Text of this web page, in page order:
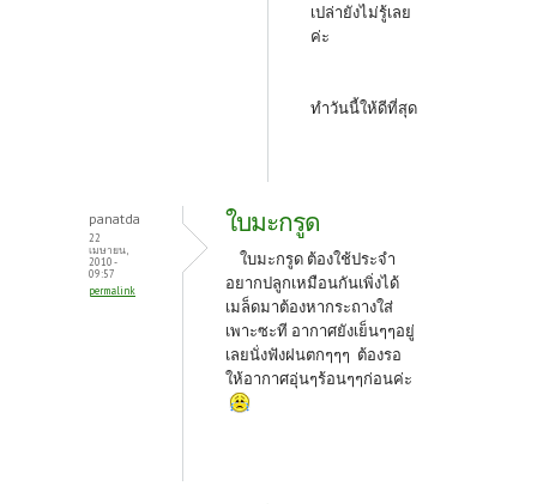
เปล่ายังไม่รู้เลย
ค่ะ
ทำวันนี้ให้ดีที่สุด
panatda
22
เมษายน,
2010 -
09:57
permalink
ใบมะกรูด
ใบมะกรูด ต้องใช้ประจำ
อยากปลูกเหมือนกันเพิ่งได้
เมล็ดมาต้องหากระถางใส่
เพาะซะที อากาศยังเย็นๆๆอยู่
เลยนั่งฟังฝนตกๆๆๆ ต้องรอ
ให้อากาศอุ่นๆร้อนๆๆก่อนค่ะ